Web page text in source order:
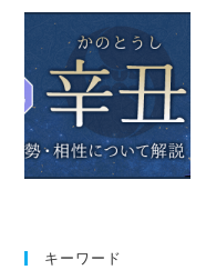
ン
が
占
う
元
彼
の
キーワード